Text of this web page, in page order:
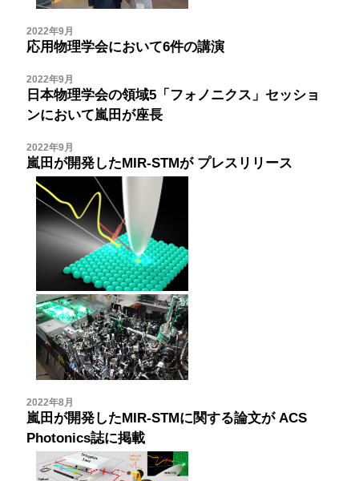
2022年9月
応用物理学会において6件の講演
2022年9月
日本物理学会の領域5「フォノニクス」セッショ
ンにおいて嵐田が座長
2022年9月
嵐田が開発したMIR-STMがプレスリリース
2022年8月
嵐田が開発したMIR-STMに関する論文がACS
Photonics誌に掲載